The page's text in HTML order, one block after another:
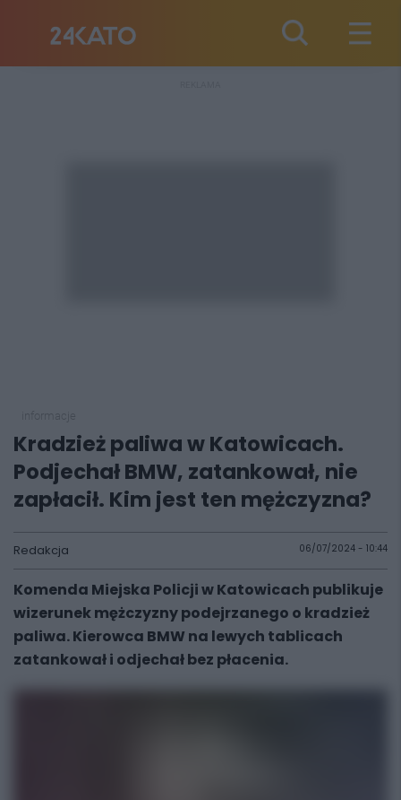
Kradzież paliwa w Katowicach.
Podjechał BMW, zatankował, nie
zapłacił. Kim jest ten mężczyzna?
Redakcja 06/07/2024 - 10:44
Komenda Miejska Policji w Katowicach publikuje
wizerunek mężczyzny podejrzanego o kradzież
paliwa. Kierowca BMW na lewych tablicach
zatankował i odjechał bez płacenia.